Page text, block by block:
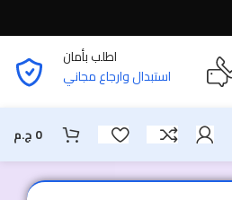
اطلب بأمان
استبدال وارجاع مجاني
0 ج.م